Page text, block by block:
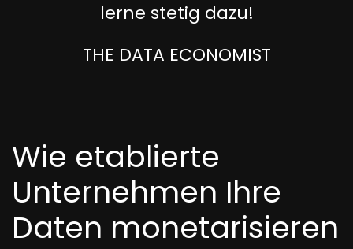
lerne stetig dazu!
THE DATA ECONOMIST
Wie etablierte
Unternehmen Ihre
Daten monetarisieren